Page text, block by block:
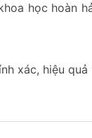
học hoàn
xác, hiệu quả